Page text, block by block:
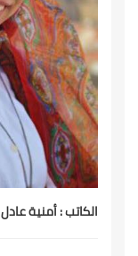
الكاتب : أمنية عادل